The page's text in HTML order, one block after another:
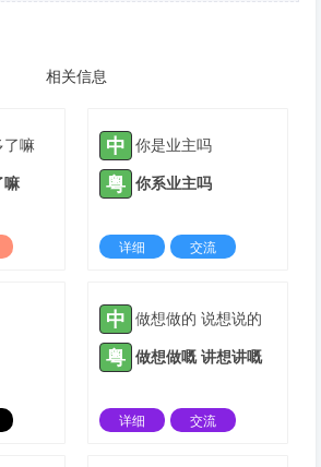
相关信息
了嘛
嘛
中 你是业主吗
粤 你系业主吗
详细
交流
中 做想做的 说想说的
粤 做想做嘅 讲想讲嘅
详细
交流